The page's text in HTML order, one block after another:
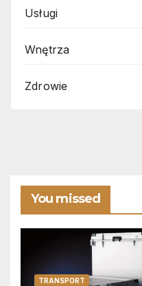
Usługi
Wnętrza
Zdrowie
You missed
TRANSPORT